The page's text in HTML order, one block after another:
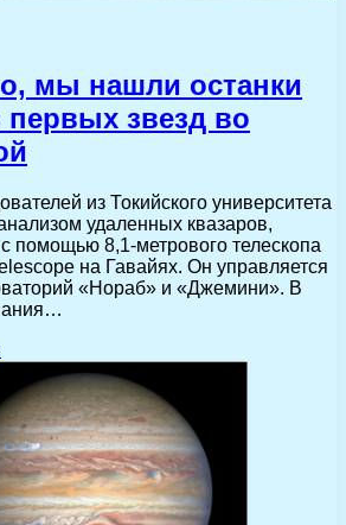
мы нашли останки
первых звезд во
из Токийского университета
удаленных квазаров,
помощью 8,1-метрового телескопа
на Гавайях. Он управляется
«Нораб» и «Джемини». В